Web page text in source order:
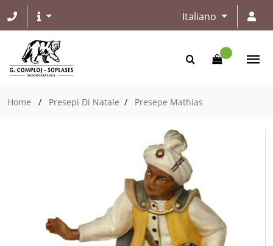
Italiano
Home / Presepi Di Natale / Presepe Mathias